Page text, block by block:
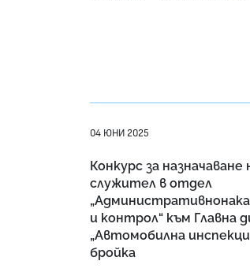
04 ЮНИ 2025
Конкурс за
служител в отдел
и контрол“ към Главна
„Автомобилна
бройка